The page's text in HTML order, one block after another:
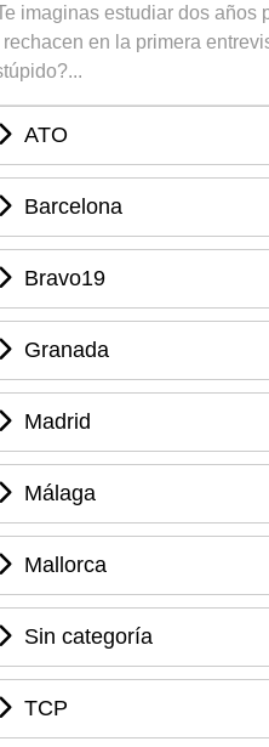
imaginas estudiar dos años
rechacen en la primera
ATO
Barcelona
Bravo19
Granada
Madrid
Málaga
Mallorca
Sin categoría
TCP